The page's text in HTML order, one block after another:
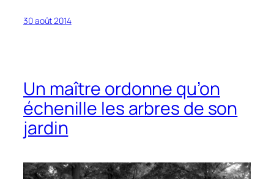
30 août 2014
Un maître ordonne qu’on
échenille les arbres de son
jardin